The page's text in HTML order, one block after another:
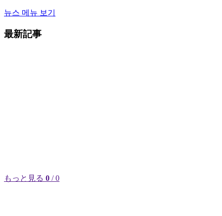
뉴스 메뉴 보기
最新記事
もっと見る 0 / 0